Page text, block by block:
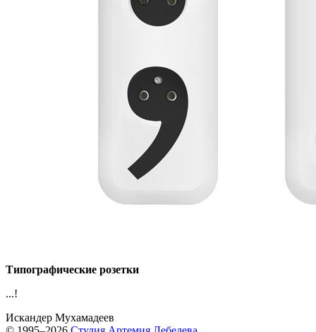
Типографические розетки
...!
Искандер Мухамадеев